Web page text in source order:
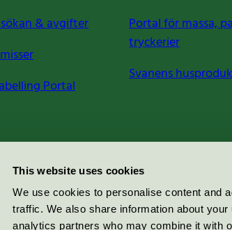
This website uses cookies
We use cookies to personalise content and
traffic. We also share information about
analytics partners who may combine it with
& avgifter
Portal
Portal för massa,
tryckerier
Svanens
AB